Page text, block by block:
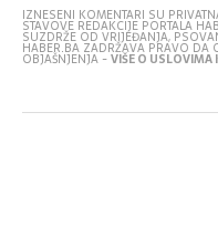
IZNESENI KOMENTARI SU
STAVOVE REDAKCIJE PORTALA
SUZDRŽE OD VRIJEĐANJA,
HABER.BA ZADRŽAVA PRAVO DA
OBJAŠNJENJA -VIŠE O USLOVIMA